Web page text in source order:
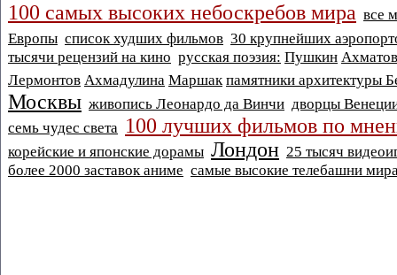
100 самых высоких небоскребов мира все
Европы список худших фильмов 30 крупнейших
тысячи рецензий на кино русская поэзия: Пушкин
Лермонтов Ахмадулина Маршак памятники архитектуры
Москвы живопись Леонардо да Винчи дворцы
семь чудес света 100 лучших фильмов по
корейские и японские дорамы Лондон 25 тысяч
более 2000 заставок аниме самые высокие телебашни